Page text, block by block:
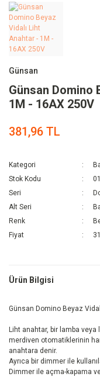
Günsan
Günsan Domino
1M - 16AX 250V
381,96 TL
Kategori
Stok Kodu
Seri
Alt Seri
Renk
Fiyat
Ürün Bilgisi
Günsan Domino Beyaz
Liht anahtar, bir lamba veya
merdiven otomatiklerinin
anahtara denir.
Ayrıca bir dimmer ile
Dimmer ile açma-kapama